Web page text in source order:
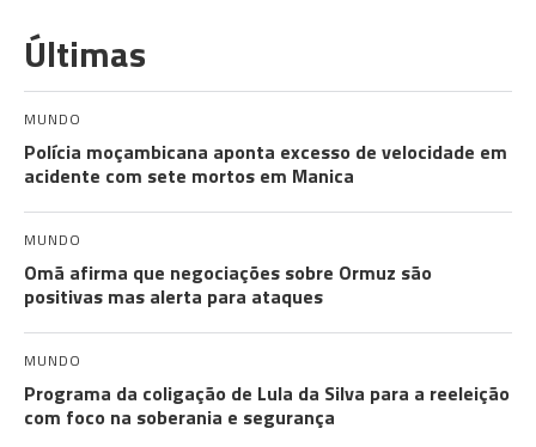
Últimas
MUNDO
Polícia moçambicana aponta excesso de velocidade em
acidente com sete mortos em Manica
MUNDO
Omã afirma que negociações sobre Ormuz são
positivas mas alerta para ataques
MUNDO
Programa da coligação de Lula da Silva para a reeleição
com foco na soberania e segurança